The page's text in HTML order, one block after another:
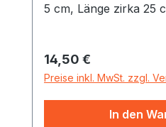
5 cm, Länge zirka 25
Regulärer Preis:
14,50 €
Preise inkl. MwSt. zzgl.
In den